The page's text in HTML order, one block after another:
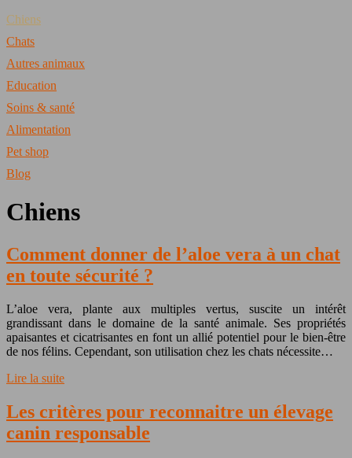
Chiens
Chats
Autres animaux
Education
Soins & santé
Alimentation
Pet shop
Blog
Chiens
Comment donner de l’aloe vera à un chat
en toute sécurité ?
L’aloe vera, plante aux multiples vertus, suscite un intérêt
grandissant dans le domaine de la santé animale. Ses propriétés
apaisantes et cicatrisantes en font un allié potentiel pour le bien-être
de nos félins. Cependant, son utilisation chez les chats nécessite…
Lire la suite
Les critères pour reconnaitre un élevage
canin responsable